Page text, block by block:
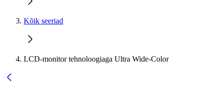
Kõik seeriad
LCD-monitor tehnoloogiaga Ultra Wide-Color